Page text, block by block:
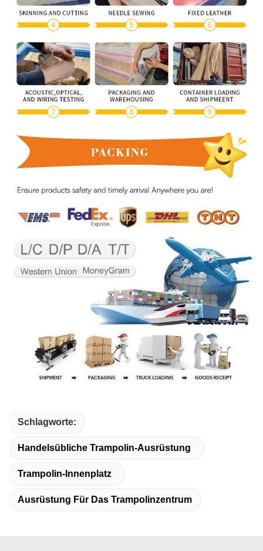
Schlagworte:
Handelsübliche Trampolin-Ausrüstung
Trampolin-Innenplatz
Ausrüstung Für Das Trampolinzentrum